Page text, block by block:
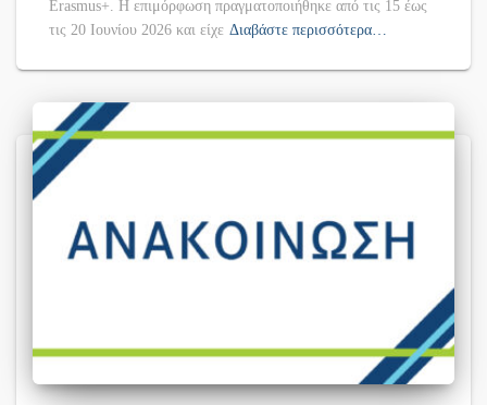
Erasmus+. Η επιμόρφωση πραγματοποιήθηκε από τις 15 έως
τις 20 Ιουνίου 2026 και είχε Διαβάστε περισσότερα…